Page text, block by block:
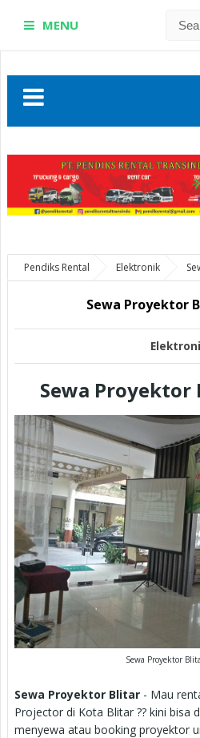
MENU
Pendiks Rental Elektronik
Sewa Proyektor
Sewa
Sewa Proyektor
Sewa Proyektor Blitar - Mau
Projector di Kota Blitar ?? kini bisa
menyewa atau booking proyektor